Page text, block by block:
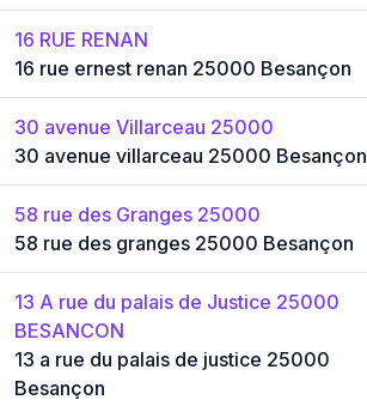
16 RUE RENAN
16 rue ernest renan 25000 Besançon
30 avenue Villarceau 25000
30 avenue villarceau 25000 Besançon
58 rue des Granges 25000
58 rue des granges 25000 Besançon
13 A rue du palais de Justice 25000
BESANCON
13 a rue du palais de justice 25000
Besançon